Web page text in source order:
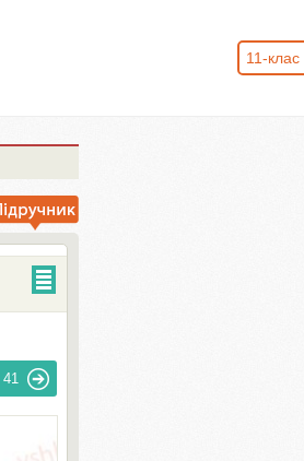
11-клас
41